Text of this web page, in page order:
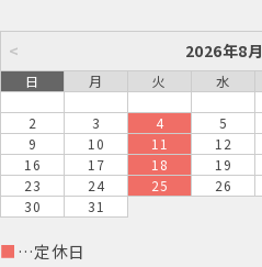
< 2026年8月
日 月 火 水
2
3 4 5
9
10 11 12
16
17 18 19
23
24 25 26
30
31
■ …定休日